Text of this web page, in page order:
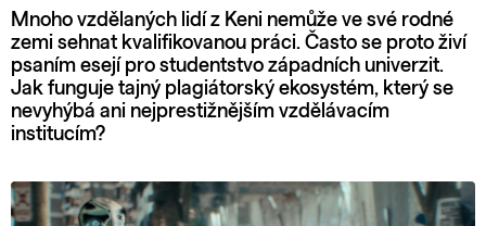
Mnoho vzdělaných lidí z Keni nemůže ve své rodné
zemi sehnat kvalifikovanou práci. Často se proto živí
psaním esejí pro studentstvo západních univerzit.
Jak funguje tajný plagiátorský ekosystém, který se
nevyhýbá ani nejprestižnějším vzdělávacím
institucím?